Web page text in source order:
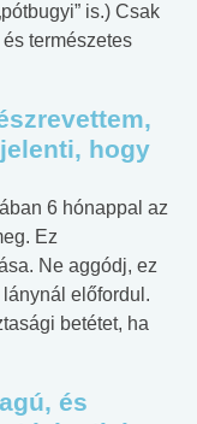
is.) Csak
természetes
hogy
6 hónappal az
Ez
Ne aggódj, ez
előfordul.
betétet, ha
és